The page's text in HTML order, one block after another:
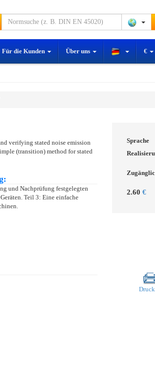
Für die Kunden Über uns €
verifying stated noise emission
(transition) method for stated
und Nachprüfung festgelegten
Teil 3: Eine einfache
Sprache
2.60 €